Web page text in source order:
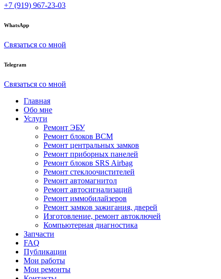
+7 (919) 967-23-03
WhatsApp
Связаться со мной
Telegram
Связаться со мной
Главная
Обо мне
Услуги
Ремонт ЭБУ
Ремонт блоков BCМ
Ремонт центральных замков
Ремонт приборных панелей
Ремонт блоков SRS Airbag
Ремонт стеклоочистителей
Ремонт автомагнитол
Ремонт автосигнализаций
Ремонт иммобилайзеров
Ремонт замков зажигания, дверей
Изготовление, ремонт автоключей
Компьютерная диагностика
Запчасти
FAQ
Публикации
Мои работы
Мои ремонты